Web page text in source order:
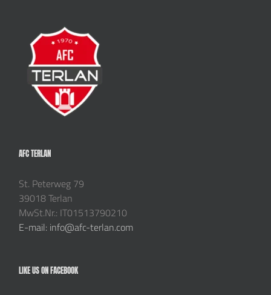
AFC TERLAN
St. Peterweg 79
39018 Terlan
MwSt.Nr.: IT01513790210
E-mail: info@afc-terlan.com
LIKE US ON FACEBOOK